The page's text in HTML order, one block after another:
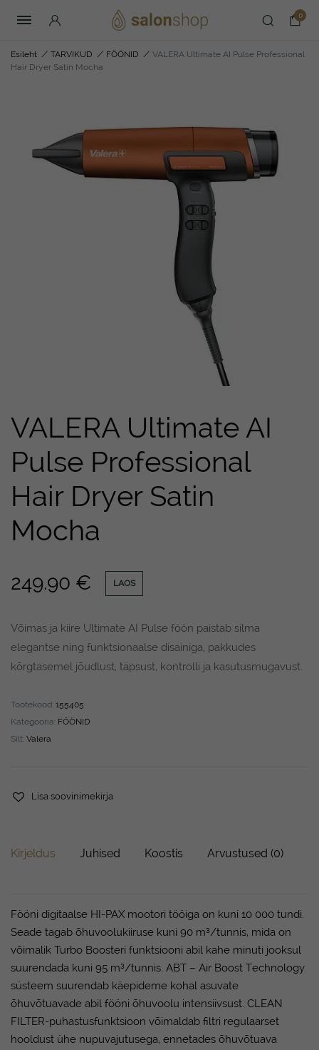
0
Esileht / TARVIKUD / FÖÖNID / VALERA Ultimate AI Pulse Professional
Hair Dryer Satin Mocha
VALERA Ultimate AI
Pulse Professional
Hair Dryer Satin
Mocha
249.90 € LAOS
Võimas ja kiire Ultimate AI Pulse föön paistab silma
elegantse ning funktsionaalse disainiga, pakkudes
kõrgtasemel jõudlust, täpsust, kontrolli ja kasutusmugavust.
Tootekood: 155405
Kategooria: FÖÖNID
Silt: Valera
Lisa soovinimekirja
Kirjeldus Juhised Koostis Arvustused (0)
Fööni digitaalse HI-PAX mootori tööiga on kuni 10 000 tundi.
Seade tagab õhuvoolukiiruse kuni 90 m³/tunnis, mida on
võimalik Turbo Boosteri funktsiooni abil kahe minuti jooksul
suurendada kuni 95 m³/tunnis. ABT – Air Boost Technology
süsteem suurendab käepideme kohal asuvate
õhuvõtuavade abil fööni õhuvoolu intensiivsust. CLEAN
FILTER-puhastusfunktsioon võimaldab filtri regulaarset
hooldust ühe nupuvajutusega, ennetades õhuvõtuava